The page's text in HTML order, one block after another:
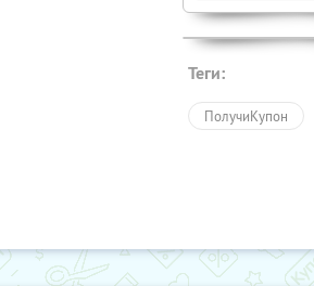
Теги:
ПолучиКупон